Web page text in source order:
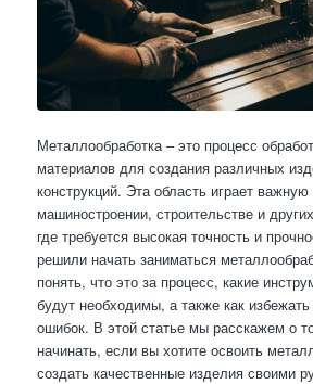
Металлообработка – это процесс
материалов для создания различных
конструкций. Эта область играет
машиностроении, строительстве и
где требуется высокая точность и
решили начать заниматься
понять, что это за процесс, какие
будут необходимы, а также как
ошибок. В этой статье мы расскажем о
начинать, если вы хотите освоить
создать качественные изделия своими